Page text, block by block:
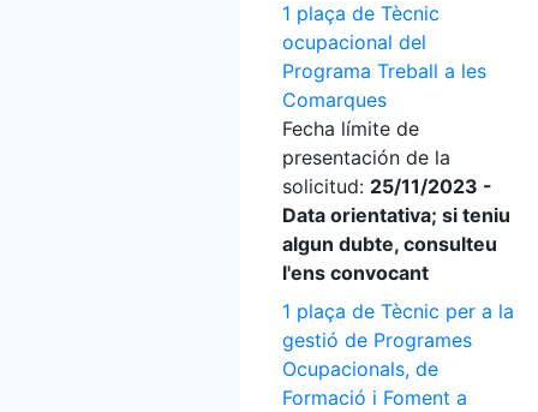
1 plaça de Tècnic
ocupacional del
Programa Treball a les
Comarques
Fecha límite de
presentación de la
solicitud: 25/11/2023 -
Data orientativa; si teniu
algun dubte, consulteu
l'ens convocant
1 plaça de Tècnic per a la
gestió de Programes
Ocupacionals, de
Formació i Foment a